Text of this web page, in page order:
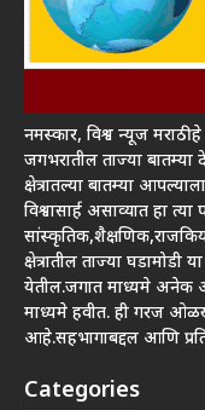
नमस्कार, विश्व न्यूज
जगभरातील ताज्या बातम्या
क्षेत्रातल्या बातम्या
विश्वासार्ह असाव्यात हा
क्षेत्रातील ताज्या घडामोडी
येतील.जगात माध्यमे अनेक
माध्यमे हवीत. ही गरज
आहे.सहभागाबद्दल आणि
Categories